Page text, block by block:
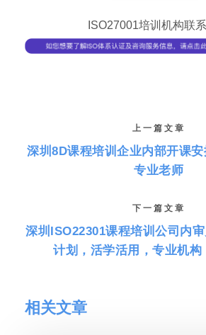
ISO27001培训机构联
上一篇文章
深圳8D课程培训企业内部开课安
专业老师
下一篇文章
深圳ISO22301课程培训公司内
计划，活学活用，专业机构
相关文章